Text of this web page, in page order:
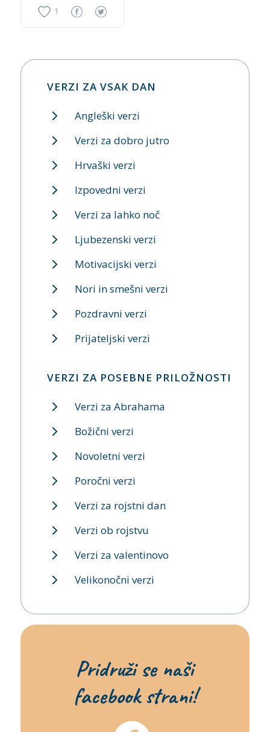
1
VERZI ZA VSAK DAN
Angleški verzi
Verzi za dobro jutro
Hrvaški verzi
Izpovedni verzi
Verzi za lahko noč
Ljubezenski verzi
Motivacijski verzi
Nori in smešni verzi
Pozdravni verzi
Prijateljski verzi
VERZI ZA POSEBNE PRILOŽNOSTI
Verzi za Abrahama
Božični verzi
Novoletni verzi
Poročni verzi
Verzi za rojstni dan
Verzi ob rojstvu
Verzi za valentinovo
Velikonočni verzi
Pridruži se naši
facebook strani!